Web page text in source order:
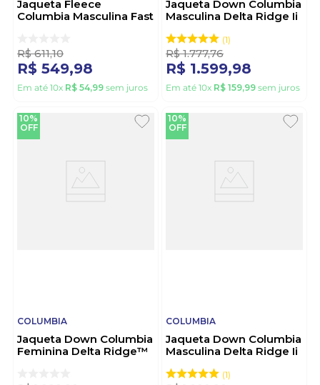
Jaqueta Fleece
Columbia Masculina Fast
R$ 611,10
R$ 549,98
Em até 10x R$ 54,99 sem juros
Jaqueta Down Columbia
Masculina Delta Ridge Ii
1
R$ 1.777,76
R$ 1.599,98
Em até 10x R$ 159,99 sem juros
10%
OFF
COLUMBIA
Jaqueta Down Columbia
Feminina Delta Ridge™
10%
OFF
COLUMBIA
Jaqueta Down Columbia
Masculina Delta Ridge Ii
1